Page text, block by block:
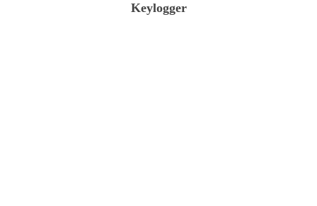
Keylogger